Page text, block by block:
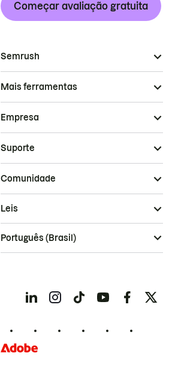
Começar avaliação gratuita
Semrush
Mais ferramentas
Empresa
Suporte
Comunidade
Leis
Português (Brasil)